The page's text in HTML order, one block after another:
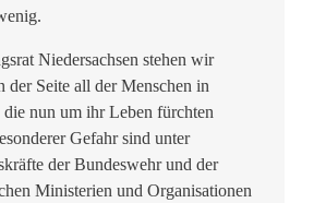
Niedersachsen stehen wir
der Seite all der Menschen in
nun um ihr Leben fürchten
Gefahr sind unter
der Bundeswehr und der
Ministerien und Organisationen